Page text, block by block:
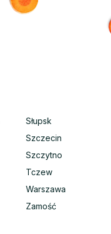
Słupsk
Szczecin
Szczytno
Tczew
Warszawa
Zamość